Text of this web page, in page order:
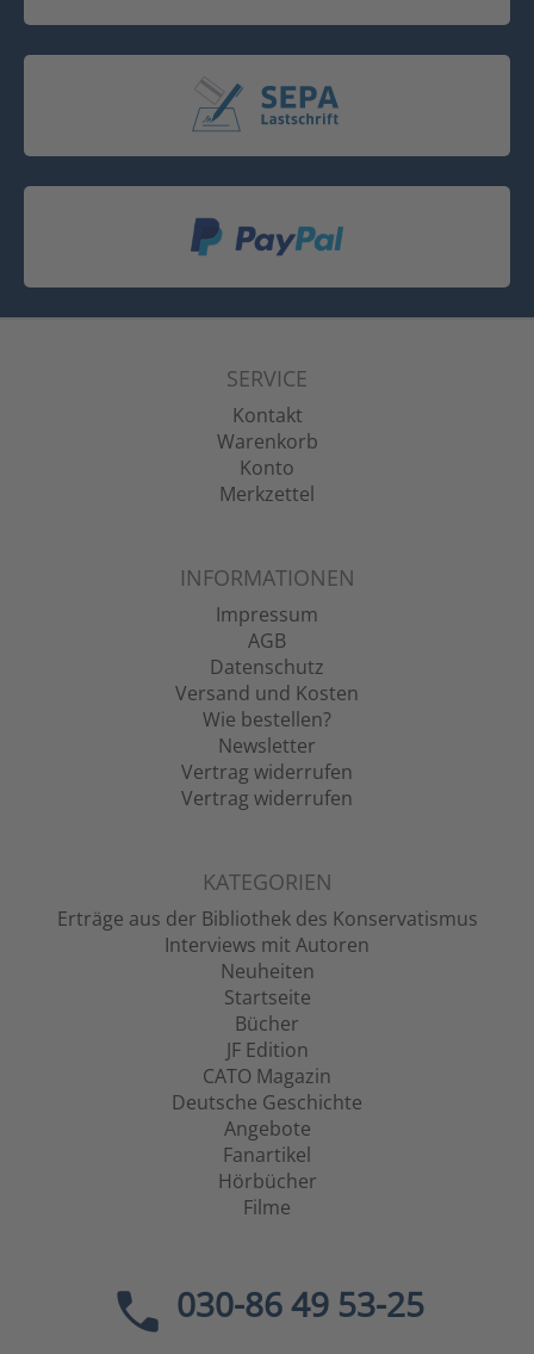
SERVICE
Kontakt
Warenkorb
Konto
Merkzettel
INFORMATIONEN
Impressum
AGB
Datenschutz
Versand und Kosten
Wie bestellen?
Newsletter
Vertrag widerrufen
Vertrag widerrufen
KATEGORIEN
Erträge aus der Bibliothek des Konservatismus
Interviews mit Autoren
Neuheiten
Startseite
Bücher
JF Edition
CATO Magazin
Deutsche Geschichte
Angebote
Fanartikel
Hörbücher
Filme
030-86 49 53-25